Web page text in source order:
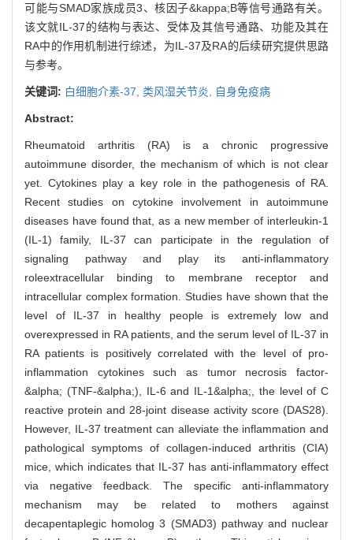
可能与SMAD家族成员3、核因子&kappa;B等信号通路有关。
该文就IL-37的结构与表达、受体及其信号通路、功能及其在
RA中的作用机制进行综述，为IL-37及RA的后续研究提供思路
与参考。
关键词: 白细胞介素-37, 类风湿关节炎, 自身免疫病
Abstract:
Rheumatoid arthritis (RA) is a chronic progressive
autoimmune disorder, the mechanism of which is not clear
yet. Cytokines play a key role in the pathogenesis of RA.
Recent studies on cytokine involvement in autoimmune
diseases have found that, as a new member of interleukin-1
(IL-1) family, IL-37 can participate in the regulation of
signaling pathway and play its anti-inflammatory
roleextracellular binding to membrane receptor and
intracellular complex formation. Studies have shown that the
level of IL-37 in healthy people is extremely low and
overexpressed in RA patients, and the serum level of IL-37 in
RA patients is positively correlated with the level of pro-
inflammation cytokines such as tumor necrosis factor-
&alpha; (TNF-&alpha;), IL-6 and IL-1&alpha;, the level of C
reactive protein and 28-joint disease activity score (DAS28).
However, IL-37 treatment can alleviate the inflammation and
pathological symptoms of collagen-induced arthritis (CIA)
mice, which indicates that IL-37 has anti-inflammatory effect
via negative feedback. The specific anti-inflammatory
mechanism may be related to mothers against
decapentaplegic homolog 3 (SMAD3) pathway and nuclear